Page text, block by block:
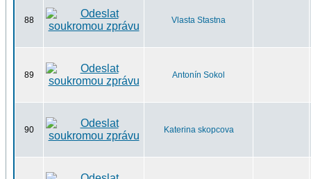
88 Vlasta Stastna
89 Antonín Sokol
90 Katerina skopcova